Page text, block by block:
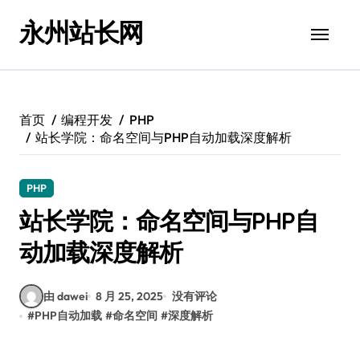
永州站长网
首页 编程开发
PHP
站长学院：命名空间与PHP自动加载深度解析
PHP
站长学院：命名空间与PHP自
动加载深度解析
由 dawei 8 月 25, 2025 没有评论
#PHP自动加载 #命名空间 #深度解析